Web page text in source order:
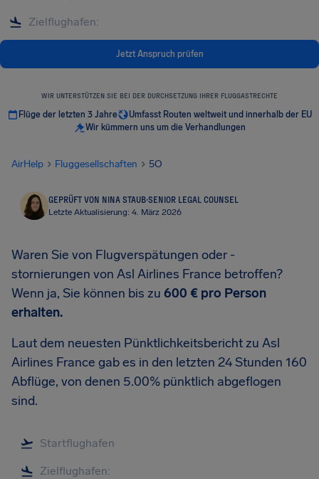
Jetzt Anspruch prüfen
WIR UNTERSTÜTZEN SIE BEI DER DURCHSETZUNG IHRER FLUGGASTRECHTE
Flüge der letzten 3 Jahre
Umfasst Routen weltweit und innerhalb der EU
Wir kümmern uns um die Verhandlungen
AirHelp Fluggesellschaften 5O
GEPRÜFT VON NINA STAUB·SENIOR LEGAL COUNSEL
Letzte Aktualisierung: 4. März 2026
Waren Sie von Flugverspätungen oder -
stornierungen von Asl Airlines France betroffen?
Wenn ja, Sie können bis zu 600 € pro Person
erhalten.
Laut dem neuesten Pünktlichkeitsbericht zu Asl
Airlines France gab es in den letzten 24 Stunden 160
Abflüge, von denen 5.00% pünktlich abgeflogen
sind.